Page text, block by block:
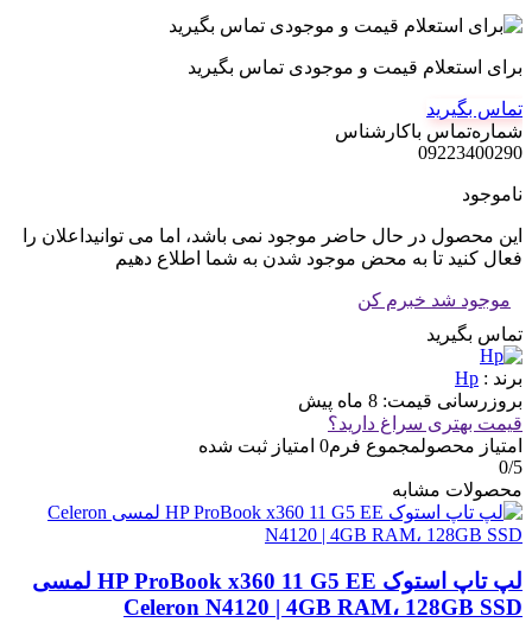
برای استعلام قیمت و موجودی تماس بگیرید
تماس بگیرید
شماره‌تماس‌ با‌کارشناس
09223400290
ناموجود
این محصول در حال حاضر موجود نمی باشد، اما می توانیداعلان را
فعال کنید تا به محض موجود شدن به شما اطلاع دهیم
موجود شد خبرم کن
تماس بگیرید
برند : Hp
بروزرسانی قیمت: 8 ماه پیش
قیمت بهتری سراغ دارید؟
امتیاز محصولمجموع فرم0 امتیاز ثبت شده
0/5
محصولات مشابه
لپ تاپ استوک HP ProBook x360 11 G5 EE لمسی
Celeron N4120 | 4GB RAM، 128GB SSD